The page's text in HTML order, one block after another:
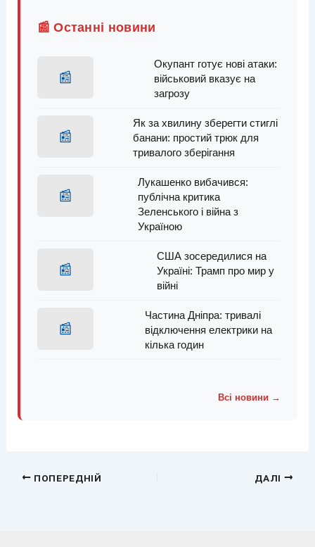
📰 Останні новини
📰
Окупант готує нові атаки:
військовий вказує на
загрозу
📰
Як за хвилину зберегти стиглі
банани: простий трюк для
тривалого зберігання
📰
Лукашенко вибачився:
публічна критика
Зеленського і війна з
Україною
📰
США зосередилися на
Україні: Трамп про мир у
війні
📰
Частина Дніпра: тривалі
відключення електрики на
кілька годин
Всі новини →
ПОПЕРЕДНІЙ ДАЛІ